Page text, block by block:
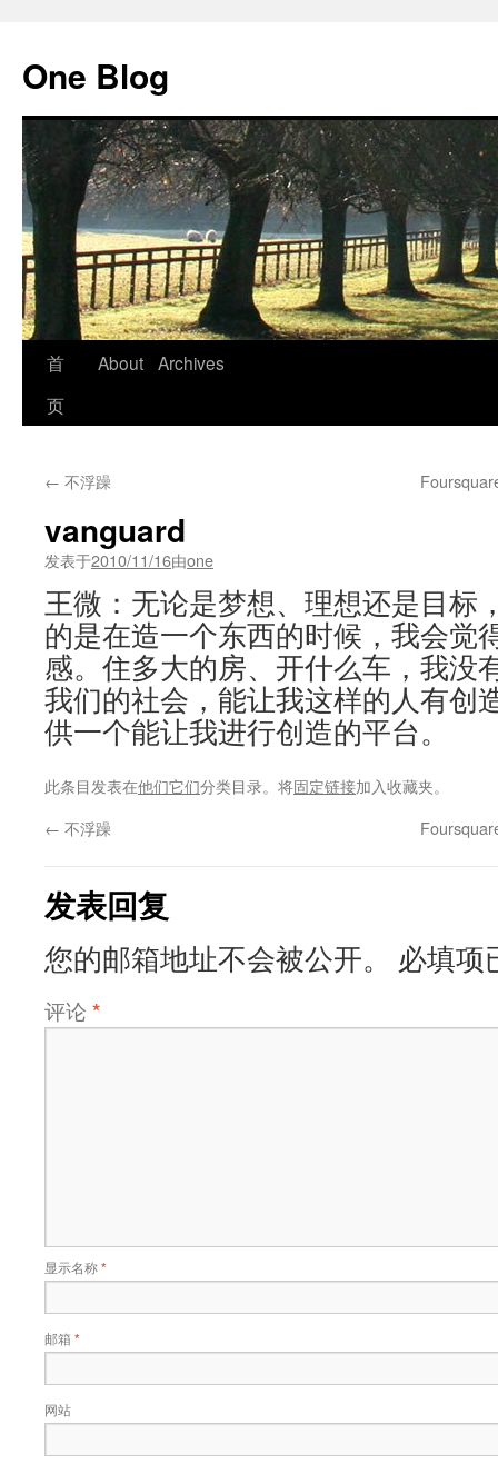
正
文
One Blog
首
页
About Archives
← 不浮躁
vanguard
发表于2010/11/16由one
王微：无论是梦想、理想还是目标
的是在造一个东西的时候，我会觉
感。住多大的房、开什么车，我没
我们的社会，能让我这样的人有创
供一个能让我进行创造的平台。
此条目发表在他们它们分类目录。将固定链接加入收藏夹。
← 不浮躁
发表回复
您的邮箱地址不会被公开。 必填项
评论 *
显示名称*
邮箱 *
网站